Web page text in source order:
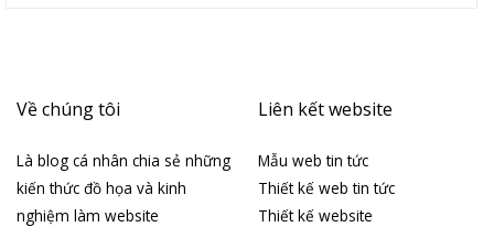
Về chúng tôi
Là blog cá nhân chia sẻ những
kiến thức đồ họa và kinh
nghiệm làm website
Liên kết website
Mẫu web tin tức
Thiết kế web tin tức
Thiết kế website